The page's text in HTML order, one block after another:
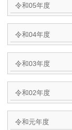
令和05年度
令和04年度
令和03年度
令和02年度
令和元年度